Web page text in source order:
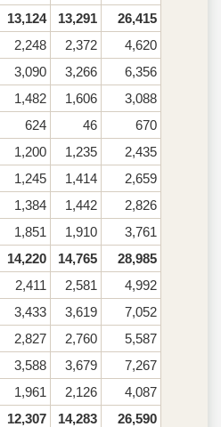
13,124 13,291
26,415
2,248 2,372
4,620
3,090 3,266
6,356
1,482 1,606
3,088
624 46
670
1,200 1,235
2,435
1,245 1,414
2,659
1,384 1,442
2,826
1,851 1,910
3,761
14,220 14,765
28,985
2,411 2,581
4,992
3,433 3,619
7,052
2,827 2,760
5,587
3,588 3,679
7,267
1,961 2,126
4,087
12,307 14,283
26,590